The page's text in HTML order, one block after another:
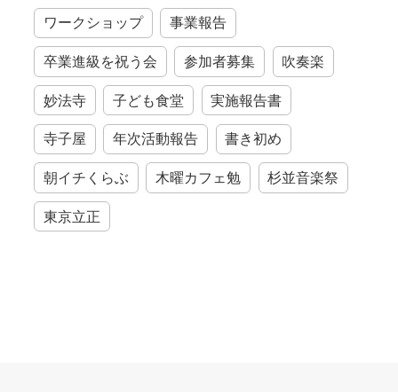
ワークショップ 事業報告
卒業進級を祝う会 参加者募集 吹奏楽
妙法寺 子ども食堂 実施報告書
寺子屋 年次活動報告 書き初め
朝イチくらぶ 木曜カフェ勉 杉並音楽祭
東京立正